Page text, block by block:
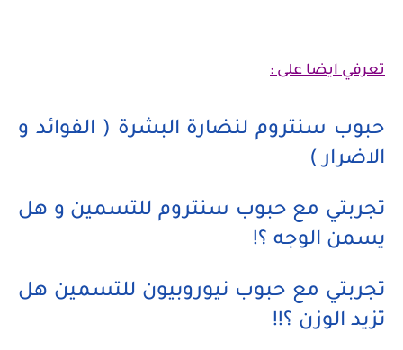
تعرفي ايضا على :
حبوب سنتروم لنضارة البشرة ( الفوائد و
الاضرار )
تجربتي مع حبوب سنتروم للتسمين و هل
يسمن الوجه ؟!
تجربتي مع حبوب نيوروبيون للتسمين هل
تزيد الوزن ؟!!